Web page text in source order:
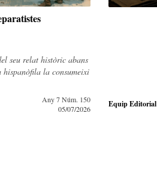
seu relat històric abans
la consumeixi
Any 7 Núm. 150
05/07/2026
Equip Editorial